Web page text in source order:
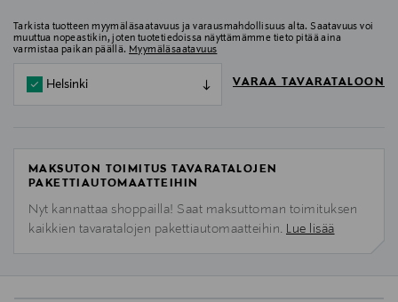
Tarkista tuotteen myymäläsaatavuus ja varausmahdollisuus alta. Saatavuus voi
muuttua nopeastikin, joten tuotetiedoissa näyttämämme tieto pitää aina
varmistaa paikan päällä. Myymäläsaatavuus
Helsinki VARAA TAVARATALOON
MAKSUTON TOIMITUS TAVARATALOJEN
PAKETTIAUTOMAATTEIHIN
Nyt kannattaa shoppailla! Saat maksuttoman toimituksen
kaikkien tavaratalojen pakettiautomaatteihin. Lue lisää